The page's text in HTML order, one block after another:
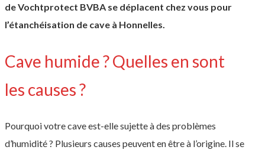
de Vochtprotect BVBA se déplacent chez vous pour
l’étanchéisation de cave à Honnelles.
Cave humide ? Quelles en sont
les causes ?
Pourquoi votre cave est-elle sujette à des problèmes
d’humidité ? Plusieurs causes peuvent en être à l’origine. Il se